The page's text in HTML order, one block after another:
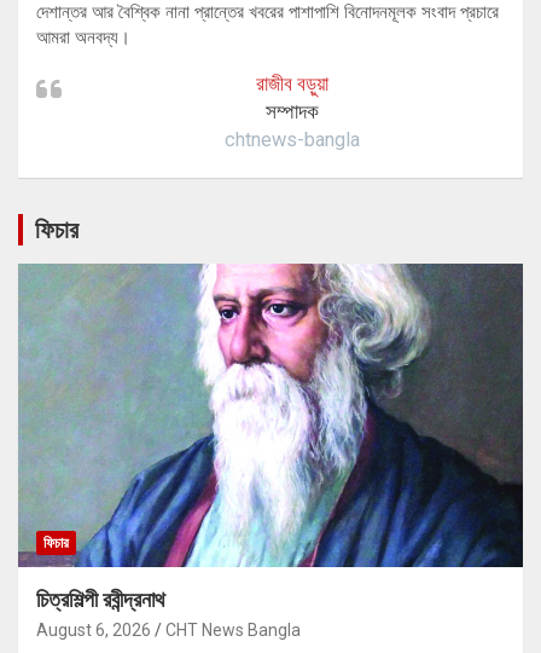
দেশান্তর আর বৈশ্বিক নানা প্রান্তের খবরের পাশাপাশি বিনোদনমূলক সংবাদ প্রচারে
আমরা অনবদ্য।
রাজীব বড়ুয়া
সম্পাদক
chtnews-bangla
ফিচার
ফিচার
চিত্রশিল্পী রবীন্দ্রনাথ
August 6, 2026 CHT News Bangla